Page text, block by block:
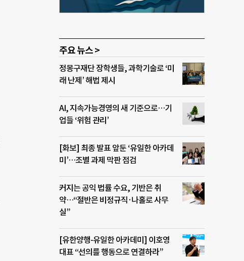
주요 뉴스 >
정몽구재단 장학생들, 과학기술로 ‘미
래 난제’ 해법 제시
AI, 지속가능경영의 새 기준으로…기
업들 ‘위험 관리’
[화보] 최종 발표 앞둔 ‘유일한 아카데
미’…조별 과제 막판 점검
커지는 공익 법률 수요, 기반은 취
약…“절반은 비정규직·나홀로 사무
실”
[유한양행-유일한 아카데미] 이호영
대표 “선의를 행동으로 연결하라”